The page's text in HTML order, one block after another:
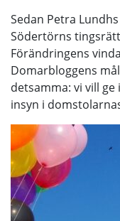
Sedan Petra
Södertörns
Förändringens
Domarbloggens
detsamma: vi vill
insyn i